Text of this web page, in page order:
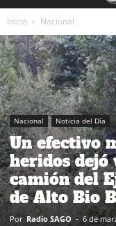
Inicio Nacional
Nacional Noticia del Día
Un efectivo
heridos dejó
camión del
de Alto Bio
Por Radio SAGO - 6 de